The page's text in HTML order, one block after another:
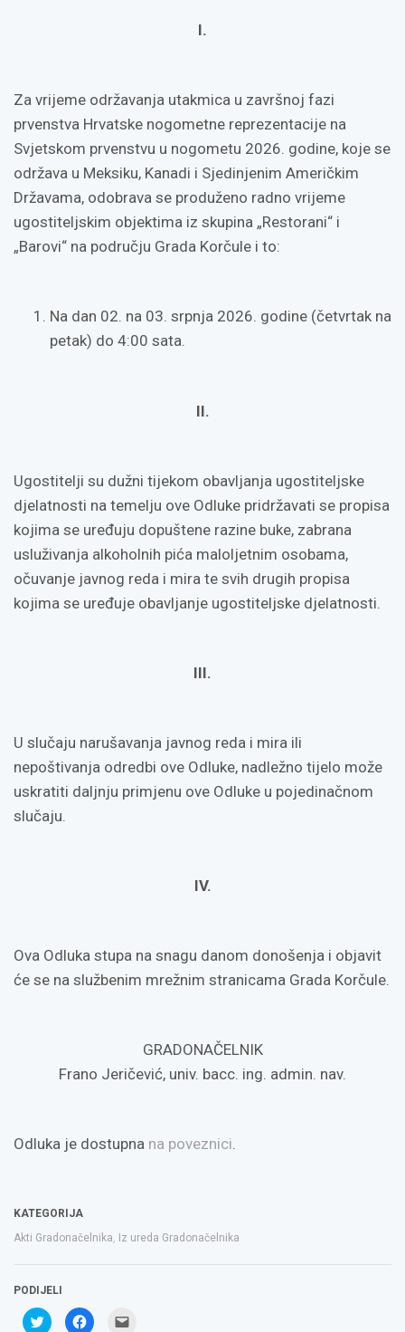
I.
Za vrijeme održavanja utakmica u završnoj fazi
prvenstva Hrvatske nogometne reprezentacije na
Svjetskom prvenstvu u nogometu 2026. godine, koje se
održava u Meksiku, Kanadi i Sjedinjenim Američkim
Državama, odobrava se produženo radno vrijeme
ugostiteljskim objektima iz skupina „Restorani“ i
„Barovi“ na području Grada Korčule i to:
Na dan 02. na 03. srpnja 2026. godine (četvrtak na
petak) do 4:00 sata.
II.
Ugostitelji su dužni tijekom obavljanja ugostiteljske
djelatnosti na temelju ove Odluke pridržavati se propisa
kojima se uređuju dopuštene razine buke, zabrana
usluživanja alkoholnih pića maloljetnim osobama,
očuvanje javnog reda i mira te svih drugih propisa
kojima se uređuje obavljanje ugostiteljske djelatnosti.
III.
U slučaju narušavanja javnog reda i mira ili
nepoštivanja odredbi ove Odluke, nadležno tijelo može
uskratiti daljnju primjenu ove Odluke u pojedinačnom
slučaju.
IV.
Ova Odluka stupa na snagu danom donošenja i objavit
će se na službenim mrežnim stranicama Grada Korčule.
GRADONAČELNIK
Frano Jeričević, univ. bacc. ing. admin. nav.
Odluka je dostupna na poveznici.
KATEGORIJA
Akti Gradonačelnika, Iz ureda Gradonačelnika
PODIJELI
Podijeli Klikom